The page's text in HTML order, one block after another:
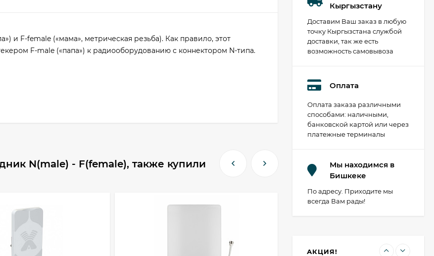
и F-female («мама», метрическая резьба). Как правило, этот
F-male («папа») к радиооборудованию с коннектором N-типа.
N(male) - F(female), также купили
Кыргызстану
Доставим Ваш заказ в любую
точку Кыргызстана службой
доставки, так же есть
возможность самовывоза
Оплата
Оплата заказа различными
способами: наличными,
банковской картой или через
платежные терминалы
Мы находимся в
Бишкеке
По адресу. Приходите мы
всегда Вам рады!
АКЦИЯ!
TL-SG1024D
8 310 сом
Wi-Fi роутер Keenetic
Speedster